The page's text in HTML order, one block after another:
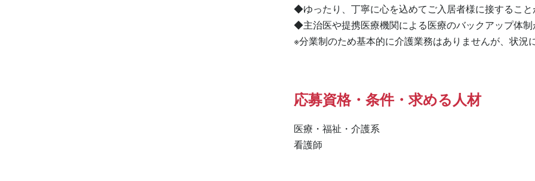
◆ゆったり、丁寧に心を込めてご入居者様に接するこ
◆主治医や提携医療機関による医療のバックアップ体
※分業制のため基本的に介護業務はありませんが、状
応募資格・条件・求める人材
医療・福祉・介護系
看護師